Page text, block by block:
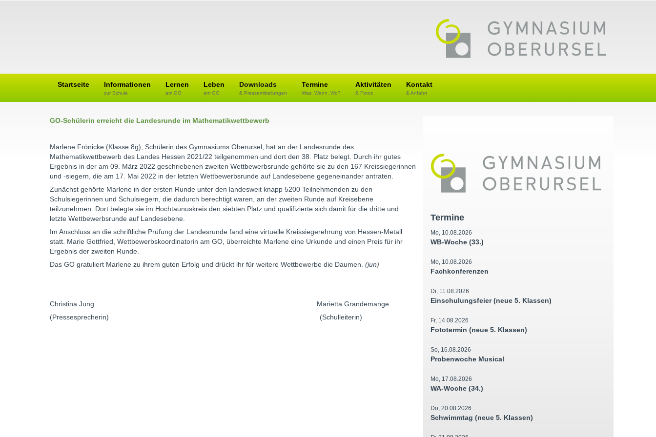
Startseite Informationen
zur Schule
Lernen
am GO
Leben
am GO
Downloads
& Pressemitteilungen
Termine
Was, Wann, Wo?
Aktivitäten
& Fotos
Kontakt
& Anfahrt
GO-Schülerin erreicht die Landesrunde im Mathematikwettbewerb
Marlene Frönicke (Klasse 8g), Schülerin des Gymnasiums Oberursel, hat an der Landesrunde des
Mathematikwettbewerb des Landes Hessen 2021/22 teilgenommen und dort den 38. Platz belegt. Durch ihr gutes
Ergebnis in der am 09. März 2022 geschriebenen zweiten Wettbewerbsrunde gehörte sie zu den 167 Kreissiegerinnen
und -siegern, die am 17. Mai 2022 in der letzten Wettbewerbsrunde auf Landesebene gegeneinander antraten.
Zunächst gehörte Marlene in der ersten Runde unter den landesweit knapp 5200 Teilnehmenden zu den
Schulsiegerinnen und Schulsiegern, die dadurch berechtigt waren, an der zweiten Runde auf Kreisebene
teilzunehmen. Dort belegte sie im Hochtaunuskreis den siebten Platz und qualifizierte sich damit für die dritte und
letzte Wettbewerbsrunde auf Landesebene.
Im Anschluss an die schriftliche Prüfung der Landesrunde fand eine virtuelle Kreissiegerehrung von Hessen-Metall
statt. Marie Gottfried, Wettbewerbskoordinatorin am GO, überreichte Marlene eine Urkunde und einen Preis für ihr
Ergebnis der zweiten Runde.
Das GO gratuliert Marlene zu ihrem guten Erfolg und drückt ihr für weitere Wettbewerbe die Daumen. (jun)
Christina Jung Marietta Grandemange
(Pressesprecherin) (Schulleiterin)
Termine
Mo, 10.08.2026
WB-Woche (33.)
Mo, 10.08.2026
Fachkonferenzen
Di, 11.08.2026
Einschulungsfeier (neue 5. Klassen)
Fr, 14.08.2026
Fototermin (neue 5. Klassen)
So, 16.08.2026
Probenwoche Musical
Mo, 17.08.2026
WA-Woche (34.)
Do, 20.08.2026
Schwimmtag (neue 5. Klassen)